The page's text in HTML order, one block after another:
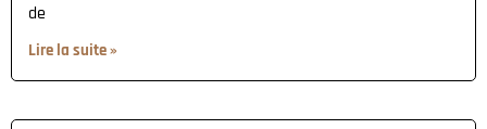
de
Lire la suite »